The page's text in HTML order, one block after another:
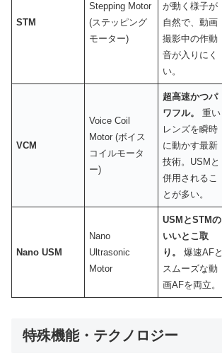
STM
Stepping Motor
(ステッピング
モーター)
が動く様子が
自然で、動画
撮影中の作動
音が入りにく
い。
VCM
Voice Coil
Motor (ボイス
コイルモータ
ー)
超高速かつパ
ワフル。
重い
レンズを瞬時
に動かす最新
技術。USMと
併用されるこ
とが多い。
Nano USM
Nano
Ultrasonic
Motor
USMとSTMの
いいとこ取
り。
爆速AFと
スムーズな動
画AFを両立。
特殊機能・テクノロジー